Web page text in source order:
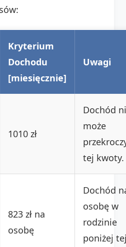
Kryterium
Dochodu
[miesięcznie]
Uwagi
1010 zł
Dochód
może
tej kwoty.
823 zł na
osobę
Dochód
osobę w
rodzinie
poniżej